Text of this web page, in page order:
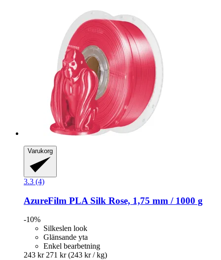
Varukorg
3.3 (4)
AzureFilm PLA Silk Rose, 1,75 mm / 1000 g
-10%
Silkeslen look
Glänsande yta
Enkel bearbetning
243 kr 271 kr (243 kr / kg)